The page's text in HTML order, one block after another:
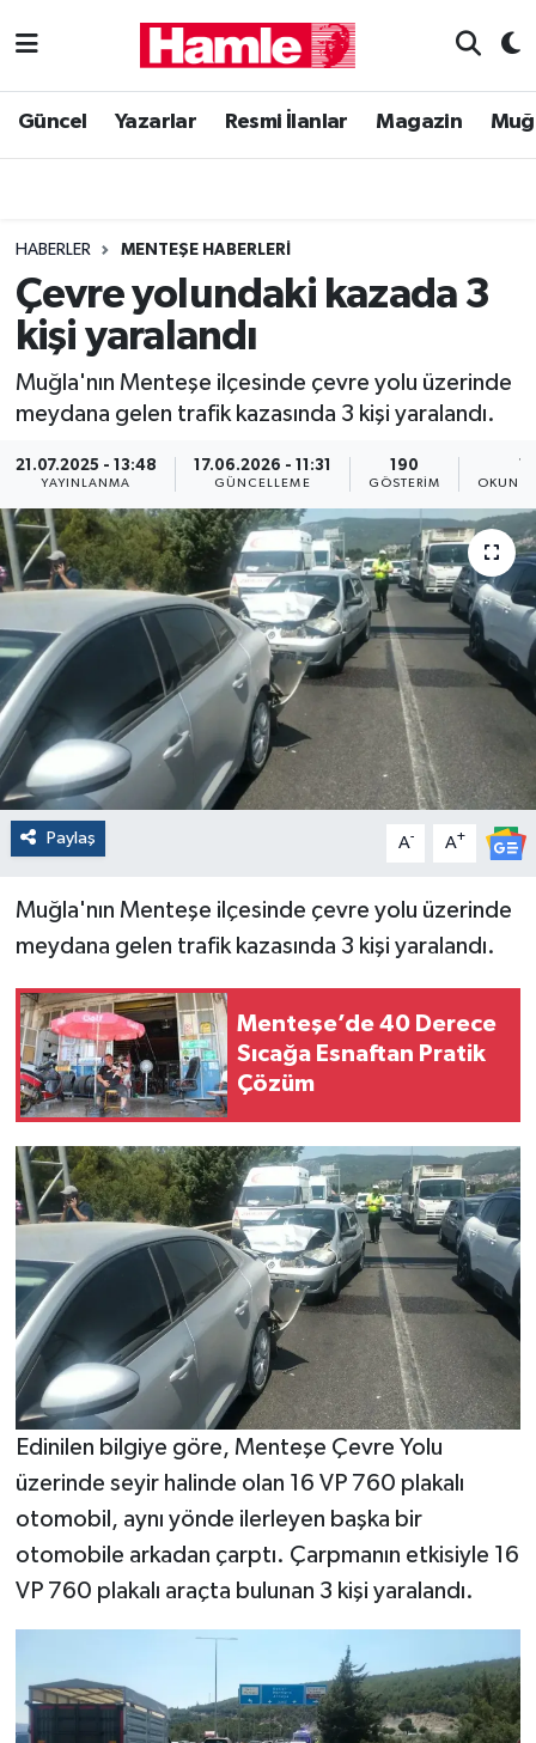
Güncel Yazarlar Resmi İlanlar Magazin
HABERLER MENTEŞE HABERLERI
Çevre yolundaki kazada 3
kişi yaralandı
Muğla'nın Menteşe ilçesinde çevre yolu üzerinde
meydana gelen trafik kazasında 3 kişi yaralandı.
21.07.2025 - 13:48
YAYINLANMA
17.06.2026 - 11:31
GÜNCELLEME
190
GÖSTERIM
1
Paylaş A- A+
Muğla'nın Menteşe ilçesinde çevre yolu üzerinde
meydana gelen trafik kazasında 3 kişi yaralandı.
Menteşe’de 40 Derece
Sıcağa Esnaftan Pratik
Çözüm
Edinilen bilgiye göre, Menteşe Çevre Yolu
üzerinde seyir halinde olan 16 VP 760 plakalı
otomobil, aynı yönde ilerleyen başka bir
otomobile arkadan çarptı. Çarpmanın etkisiyle 16
VP 760 plakalı araçta bulunan 3 kişi yaralandı.
Güncel
Muğla Haber
Siyaset
Muğla Nöbetçi Eczaneler
Muğla Trafik Yoğunluk Haritası
Süper Lig Puan Durumu ve Fikstür
Tüm Manşetler
Son Dakika Haberleri
Haber Arşivi